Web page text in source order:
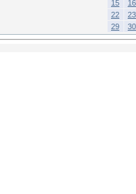
15
16
22
23
29
30